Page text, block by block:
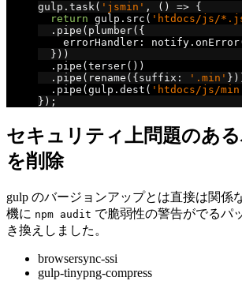
gulp . task( 'jsmin' , () => {
return gulp . src ( 'htdocs/js/
. pipe ( plumber({
    errorHandler
: notify . onError
}))
. pipe ( terser())
. pipe ( rename ({ suffix : '.min'
. pipe ( gulp . dest ( 'htdocs/js/
});
セキュリティ上問題のあ
を削除
gulp のバージョンアップとは直接は関係
機に npm audit で脆弱性の警告がでるパ
き換えしました。
browsersync-ssi
gulp-tinypng-compress